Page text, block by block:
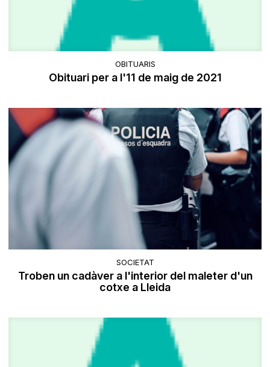
OBITUARIS
Obituari per a l'11 de maig de 2021
SOCIETAT
Troben un cadàver a l'interior del maleter d'un
cotxe a Lleida